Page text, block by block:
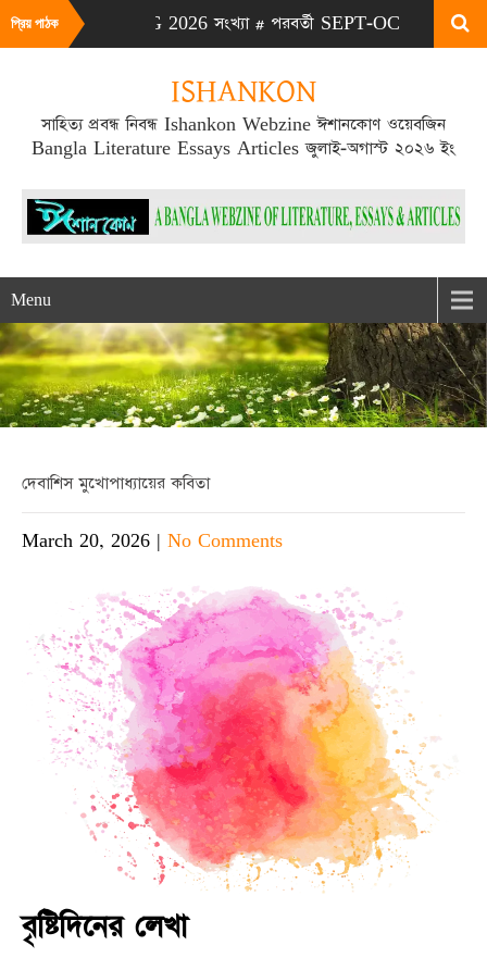
প্রিয় পাঠক
এটা JULY-AUG 2026 সংখ্যা # পরবর্তী SEPT-OCT 2026 সংখ্যা
ISHANKON
সাহিত্য প্রবন্ধ নিবন্ধ Ishankon Webzine ঈশানকোণ ওয়েবজিন
Bangla Literature Essays Articles জুলাই-অগাস্ট ২০২৬ ইং
Menu
দেবাশিস মুখোপাধ্যায়ের কবিতা
March 20, 2026 | No Comments
বৃষ্টিদিনের লেখা